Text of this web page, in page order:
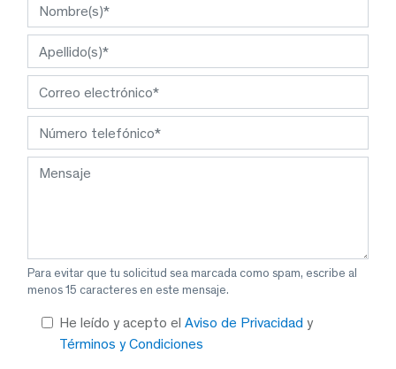
Para evitar que tu solicitud sea marcada como spam, escribe al
menos 15 caracteres en este mensaje.
He leído y acepto el Aviso de Privacidad y
Términos y Condiciones